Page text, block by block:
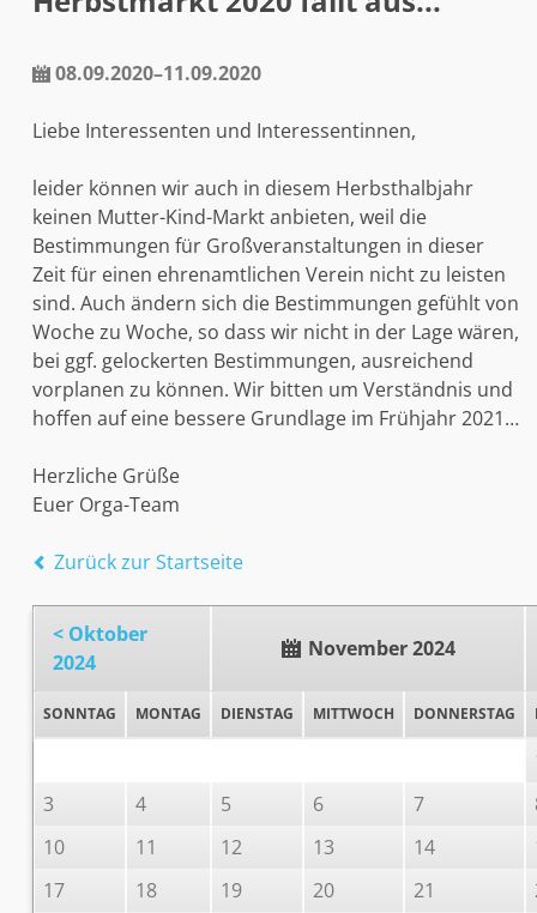
Impressum
Datenschutzhinweise
08.09.2020–11.09.2020
Liebe Interessenten und Interessentinnen,
leider können wir auch in diesem Herbsthalbjahr
keinen Mutter-Kind-Markt anbieten, weil die
Bestimmungen für Großveranstaltungen in dieser
Zeit für einen ehrenamtlichen Verein nicht zu leisten
sind. Auch ändern sich die Bestimmungen gefühlt von
Woche zu Woche, so dass wir nicht in der Lage wären,
bei ggf. gelockerten Bestimmungen, ausreichend
vorplanen zu können. Wir bitten um Verständnis und
hoffen auf eine bessere Grundlage im Frühjahr 2021…
Herzliche Grüße
Euer Orga-Team
Zurück zur Startseite
< Oktober
2024
November 2024
SONNTAG MONTAG DIENSTAG MITTWOCH DONNERSTAG
3
4 5 6 7
10
11 12 13 14
17
18 19 20 21